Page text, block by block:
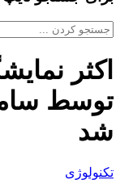
توسط
شد
تکنولوژی